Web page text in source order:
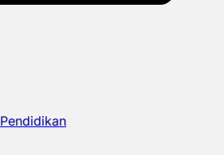
Pendidikan